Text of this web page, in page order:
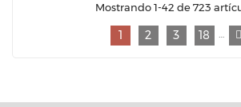
Mostrando 1-42 de 723
1 2 3 18